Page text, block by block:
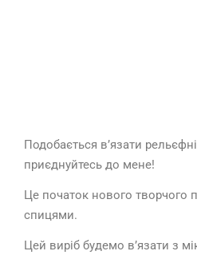
Подобається в’язати
приєднуйтесь до мене!
Це початок нового творчого
спицями.
Цей виріб будемо в’язати з